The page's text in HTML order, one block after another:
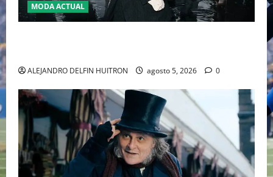
MODA ACTUAL
ALEJANDRO DELFIN HUITRON agosto 5, 2026 0